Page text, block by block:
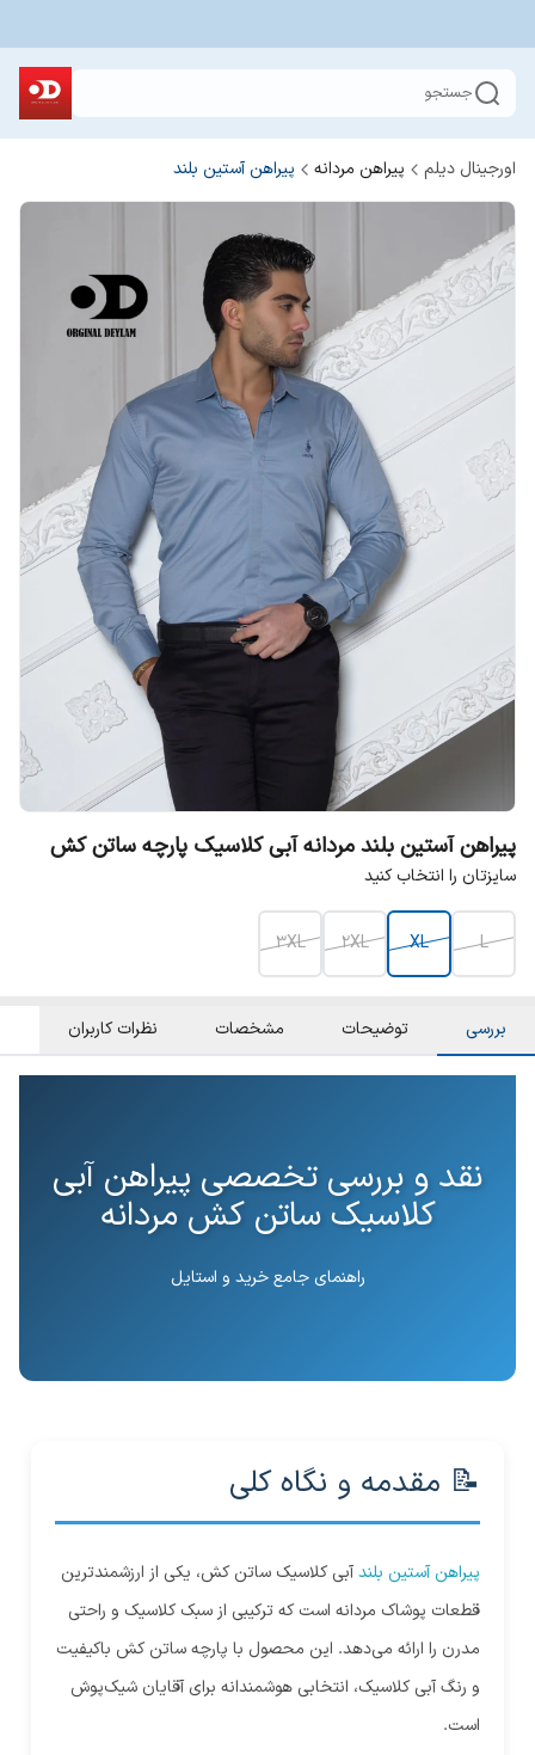
جستجو
اورجینال دیلم پیراهن مردانه پیراهن آستین بلند
پیراهن آستین بلند مردانه آبی کلاسیک پارچه ساتن کش
سایزتان را انتخاب کنید
L
XL
2XL
3XL
بررسی توضیحات مشخصات نظرات کاربران
نقد و بررسی تخصصی پیراهن آبی
کلاسیک ساتن کش مردانه
راهنمای جامع خرید و استایل
📝 مقدمه و نگاه کلی
پیراهن آستین بلندآبی کلاسیک ساتن کش، یکی از ارزشمندترین
قطعات پوشاک مردانه است که ترکیبی از سبک کلاسیک و راحتی
مدرن را ارائه می‌دهد. این محصول با پارچه ساتن کش باکیفیت
و رنگ آبی کلاسیک، انتخابی هوشمندانه برای آقایان شیک‌پوش
است.